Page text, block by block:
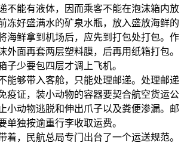
不能有液体，因而乘客不能在泡沫箱内放
冻好盛满水的矿泉水瓶，放入盛放海鲜的
海鲜拿到机场后，应先到打包处打包。作
外面再套两层塑料膜，后再用纸箱打包。
子少要包四层才调上飞机。
能够带入客舱，只能处理邮递。处理邮递
疫证，装小动物的容器要契合航空货运公
小动物逃脱和伸出爪子以及粪便渗漏。邮
单独按逾重行李收取运费。
着，民航总局专门出台了一个运送规范。